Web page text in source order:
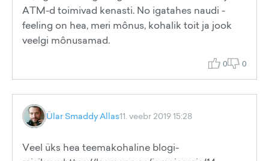
ATM-d toimivad kenasti. No igatahes naudi -
feeling on hea, meri mônus, kohalik toit ja jook
veelgi mônusamad.
0 0
Ülar Smaddy Allas11. veebr 2019 15:28
Veel üks hea teemakohaline blogi-